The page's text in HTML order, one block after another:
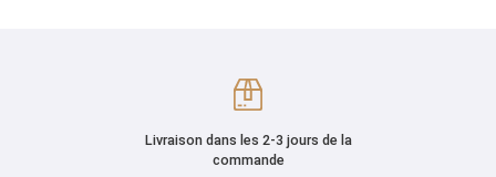
Livraison dans les 2-3 jours de la
commande